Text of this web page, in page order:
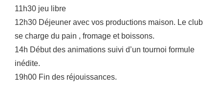
11h30 jeu libre
12h30 Déjeuner avec vos productions maison. Le club
se charge du pain , fromage et boissons.
14h Début des animations suivi d’un tournoi formule
inédite.
19h00 Fin des réjouissances.